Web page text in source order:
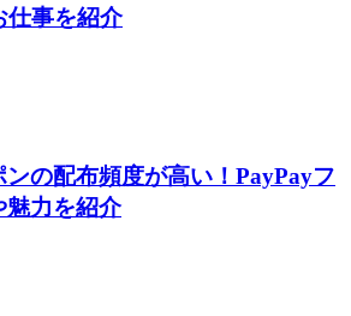
仕事を紹介
の配布頻度が高い！PayPayフ
魅力を紹介